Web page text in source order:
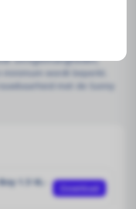
de geïntegreerde SMA
zorgt voor gemak en
als
omvormermonitoring
onregelmatigheden,
wordt beperkt.
met de Sunny
1.5 VL-
Download